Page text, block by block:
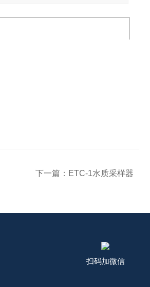
下一篇： ETC-1水质采样器
扫码加微信